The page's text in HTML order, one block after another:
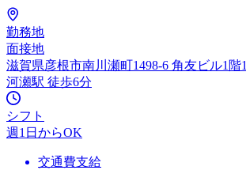
勤務地
面接地
滋賀県彦根市南川瀬町1498-6 角友ビル1階
河瀬駅 徒歩6分
シフト
週1日からOK
交通費支給